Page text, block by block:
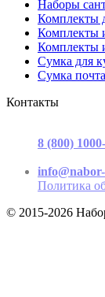
Наборы
Комплекты
Комплекты
Комплекты
Сумка для
Сумка
Контакты
8 (800)
Политика
© 2015-2026